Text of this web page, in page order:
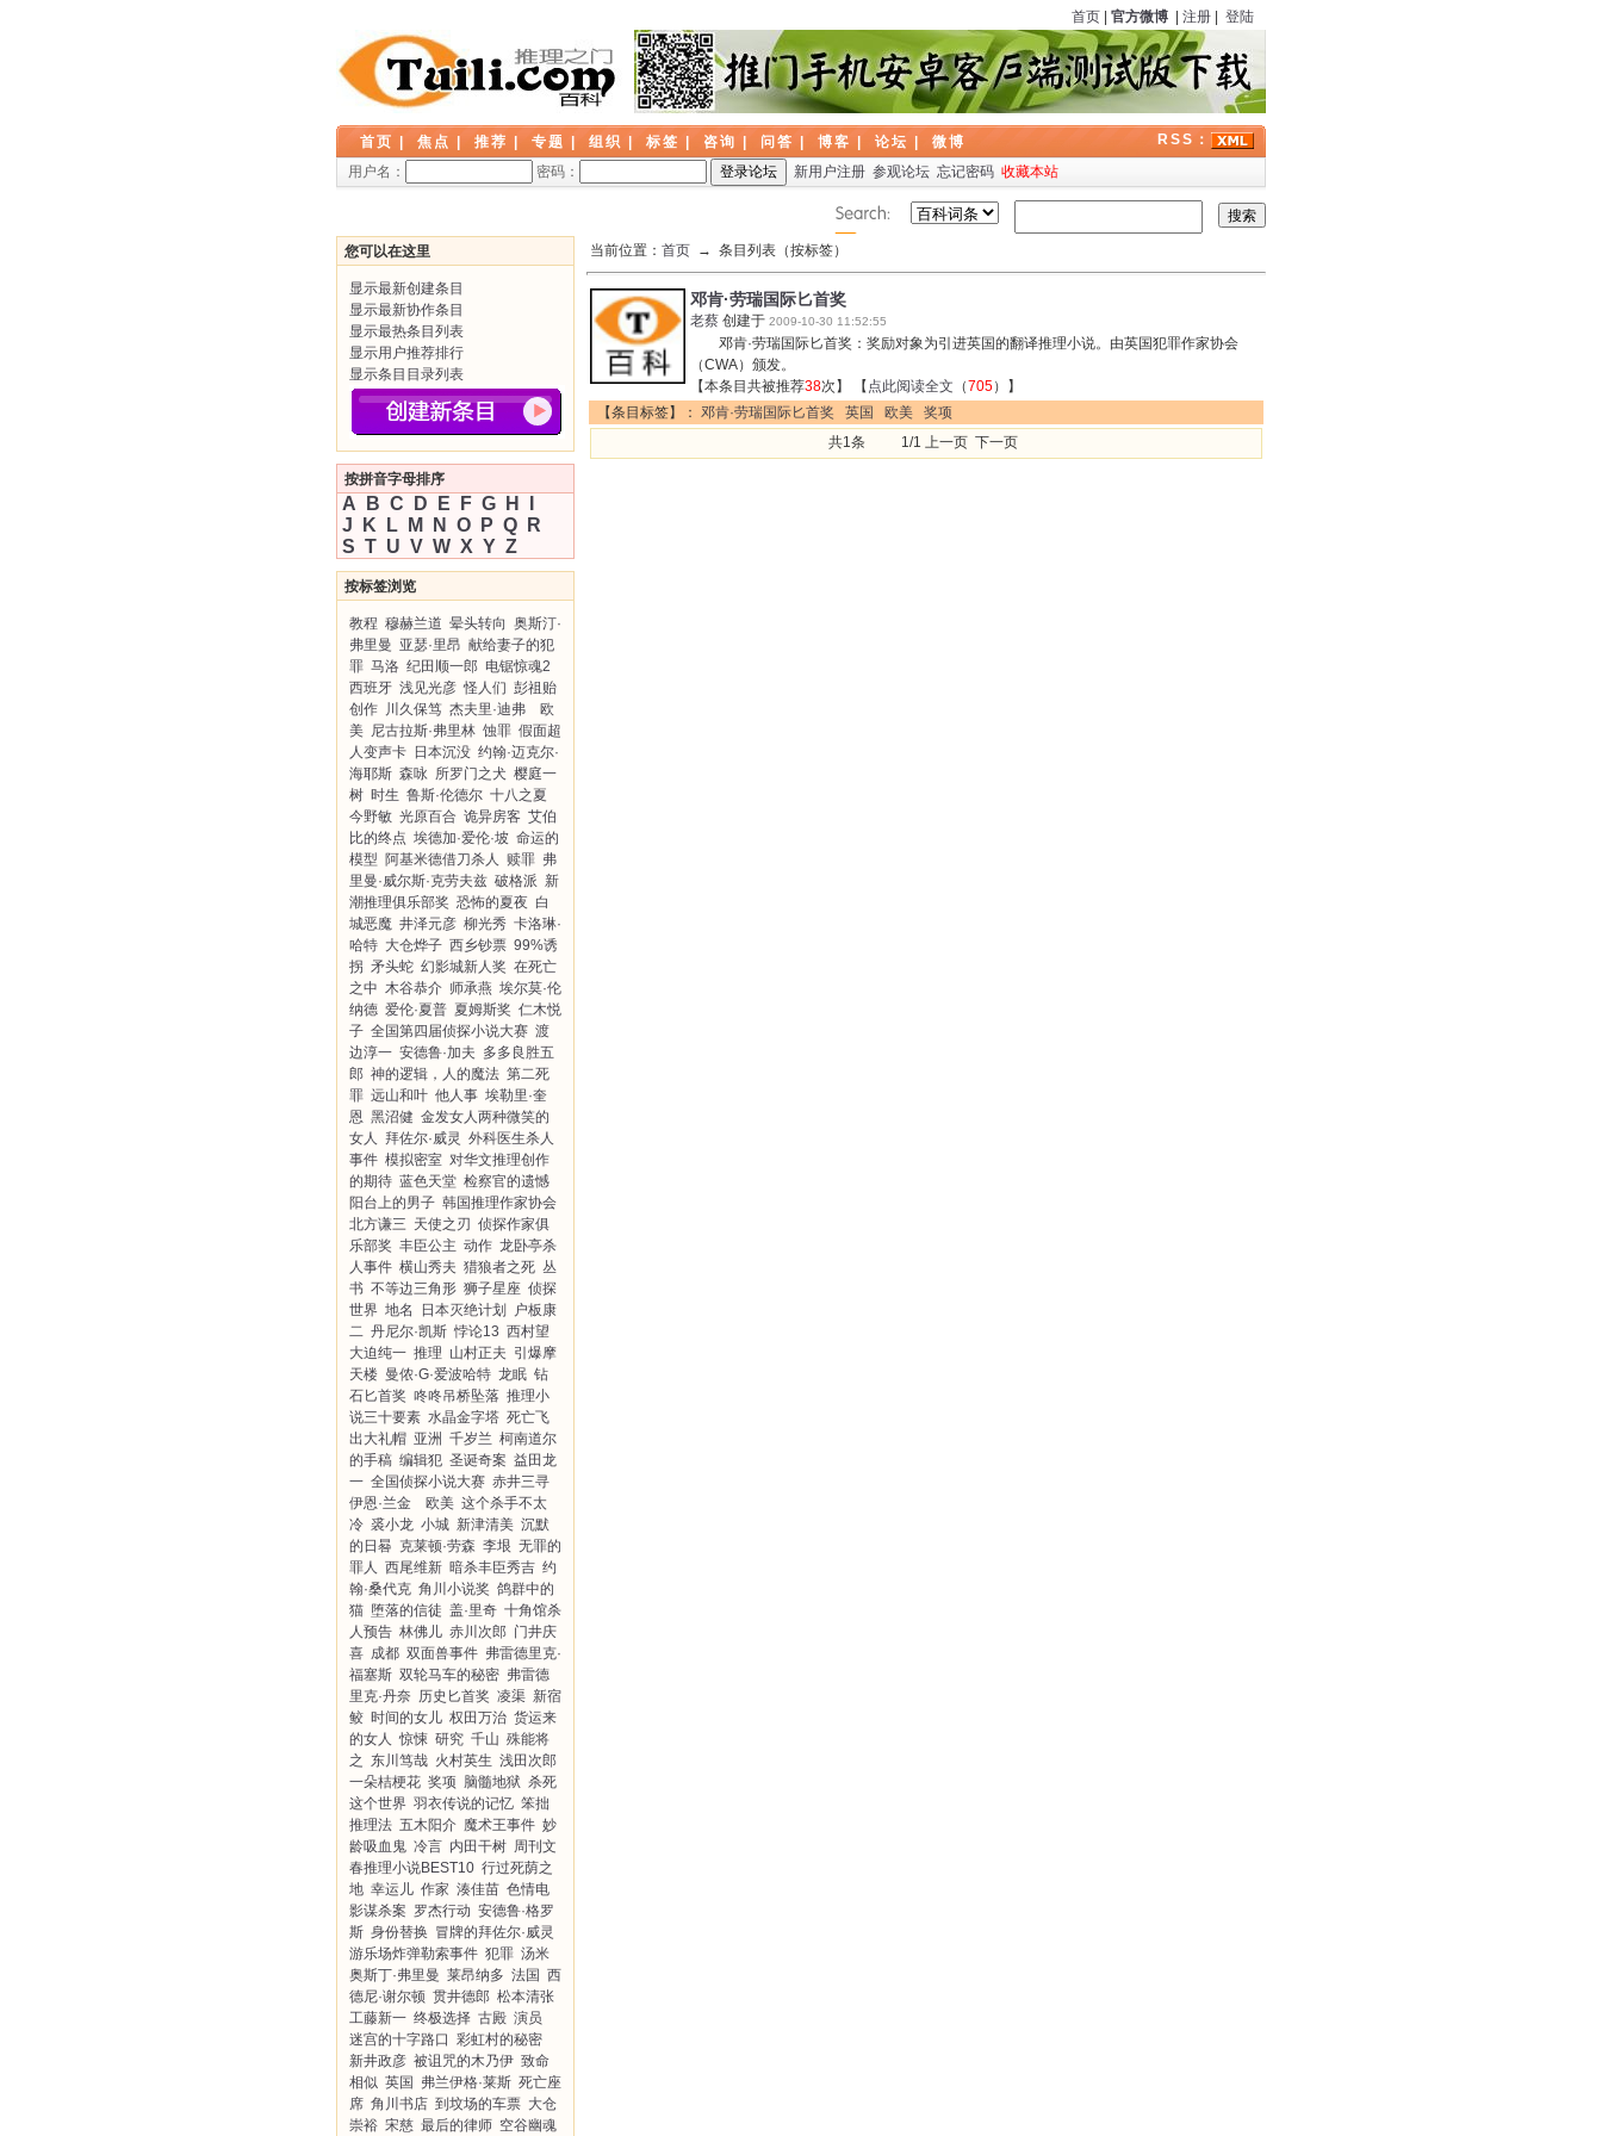
首页 官方微博 注册 登陆
首页 焦点 推荐 专题 组织 标签 咨询 问答 博客 论坛 微博
RSS：
用户名：
密码： 新用户注册 参观论坛 忘记密码 收藏本站
您可以在这里
显示最新创建条目
显示最新协作条目
显示最热条目列表
显示用户推荐排行
显示条目目录列表
按拼音字母排序
A B C D E F G H
J
K L M N O P Q
R
S T U V W X Y Z
按标签浏览
教程 穆赫兰道 晕头转向 奥斯汀·
弗里曼 亚瑟·里昂 献给妻子的犯
罪 马洛 纪田顺一郎 电锯惊魂2
西班牙 浅见光彦 怪人们 彭祖贻
创作 川久保笃 杰夫里·迪弗 欧
美 尼古拉斯·弗里林 蚀罪 假面超
人变声卡 日本沉没 约翰·迈克尔·
海耶斯 森咏 所罗门之犬 樱庭一
树 时生 鲁斯·伦德尔 十八之夏
今野敏 光原百合 诡异房客 艾伯
比的终点 埃德加·爱伦·坡 命运的
模型 阿基米德借刀杀人 赎罪 弗
里曼·威尔斯·克劳夫兹 破格派 新
潮推理俱乐部奖 恐怖的夏夜 白
城恶魔 井泽元彦 柳光秀 卡洛琳·
哈特 大仓烨子 西乡钞票 99%诱
拐 矛头蛇 幻影城新人奖 在死亡
之中 木谷恭介 师承燕 埃尔莫·伦
纳德 爱伦·夏普 夏姆斯奖 仁木悦
子 全国第四届侦探小说大赛 渡
边淳一 安德鲁·加夫 多多良胜五
郎 神的逻辑，人的魔法 第二死
罪 远山和叶 他人事 埃勒里·奎
恩 黑沼健 金发女人两种微笑的
女人 拜佐尔·威灵 外科医生杀人
事件 模拟密室 对华文推理创作
的期待 蓝色天堂 检察官的遗憾
阳台上的男子 韩国推理作家协会
北方谦三 天使之刃 侦探作家俱
乐部奖 丰臣公主 动作 龙卧亭杀
人事件 横山秀夫 猎狼者之死 丛
书 不等边三角形 狮子星座 侦探
世界 地名 日本灭绝计划
户板康
二 丹尼尔·凯斯 悖论13 西村望
大迫纯一 推理 山村正夫 引爆摩
天楼 曼侬·G·爱波哈特 龙眠 钻
石匕首奖 咚咚吊桥坠落 推理小
说三十要素 水晶金字塔 死亡飞
出大礼帽 亚洲 千岁兰 柯南道尔
的手稿 编辑犯 圣诞奇案 益田龙
一 全国侦探小说大赛 赤井三寻
伊恩·兰金 欧美 这个杀手不太
冷 裘小龙 小城 新津清美 沉默
的日晷 克莱顿·劳森 李垠 无罪的
罪人 西尾维新 暗杀丰臣秀吉 约
翰·桑代克 角川小说奖 鸽群中的
猫 堕落的信徒 盖·里奇 十角馆杀
人预告 林佛儿 赤川次郎 门井庆
喜 成都 双面兽事件 弗雷德里克·
福塞斯 双轮马车的秘密 弗雷德
里克·丹奈 历史匕首奖 凌渠 新宿
鲛 时间的女儿 权田万治 货运来
的女人 惊悚 研究 千山 殊能将
之
东川笃哉 火村英生 浅田次郎
一朵桔梗花 奖项 脑髓地狱 杀死
这个世界 羽衣传说的记忆 笨拙
推理法 五木阳介 魔术王事件 妙
龄吸血鬼 冷言 内田干树 周刊文
春推理小说BEST10 行过死荫之
地 幸运儿 作家 湊佳苗 色情电
影谋杀案 罗杰行动 安德鲁·格罗
斯 身份替换 冒牌的拜佐尔·威灵
游乐场炸弹勒索事件 犯罪 汤米
奥斯丁·弗里曼 莱昂纳多 法国 西
德尼·谢尔顿 贯井德郎 松本清张
工藤新一 终极选择 古殿 演员
迷宫的十字路口 彩虹村的秘密
新井政彦 被诅咒的木乃伊 致命
相似 英国 弗兰伊格·莱斯 死亡座
席 角川书店 到坟场的车票 大仓
崇裕 宋慈 最后的律师 空谷幽魂
当前位置： 首页 → 条目列表（按标签）
邓肯·劳瑞国际匕首奖
老蔡 创建于 2009-10-30 11:52:55
邓肯·劳瑞国际匕首奖：奖励对象为引进英国的翻译推理小说。由英国犯罪作家协会
（CWA）颁发。
【本条目共被推荐38次】 【 点此阅读全文 （705）】
【条目标签】： 邓肯·劳瑞国际匕首奖 英国 欧美
奖项
共1条 1/1 上一页 下一页